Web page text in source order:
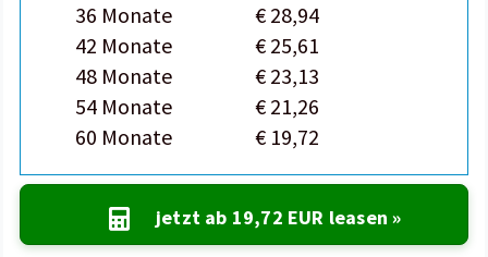
36 Monate
€ 28,94
42 Monate
€ 25,61
48 Monate
€ 23,13
54 Monate
€ 21,26
60 Monate
€ 19,72
jetzt ab 19,72 EUR leasen »